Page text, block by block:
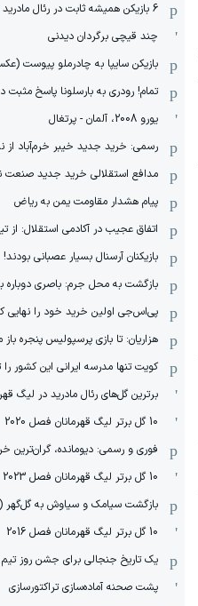
6 بازیکن همیشه ثابت در رئال مادرید مورینیو
چند قیچی برگردان دیدنی
بازیکن سایپا به چادرملو پیوست
تمام! رودری به بارسلونا پاسخ مثبت
یورو 2008، آلمان - پرتغال
رسمی: خرید جدید خیبر خرم‌آباد از
مدافع استقلالی خرید جدید
پیام هشدار مقاومت یمن به ریاض
اتفاق عجیب در آکادمی استقلال: از
بازیکنان آرسنال بسیار عصبانی بودند!
بازگشت به محل جرم: باصری دوباره
پی‌اس‌جی اولین خرید خود را نهایی
هزاریان: تا بازی پرسپولیس پنجره
کویت تنها مدرسه ایرانی این کشور
برترین گل‌های رئال مادرید در لیگ
10 گل برتر لیگ قهرمانان فصل 2020
فوری و رسمی: دیومانده، گران‌ترین
10 گل برتر لیگ قهرمانان فصل 2023
بازگشت سیامک و سیاوش به
10 گل برتر لیگ قهرمانان فصل 2016
یک تاریخ جنجالی برای جشن روز تیم
پشت صحنه آماده‌سازی تراکتورسازی